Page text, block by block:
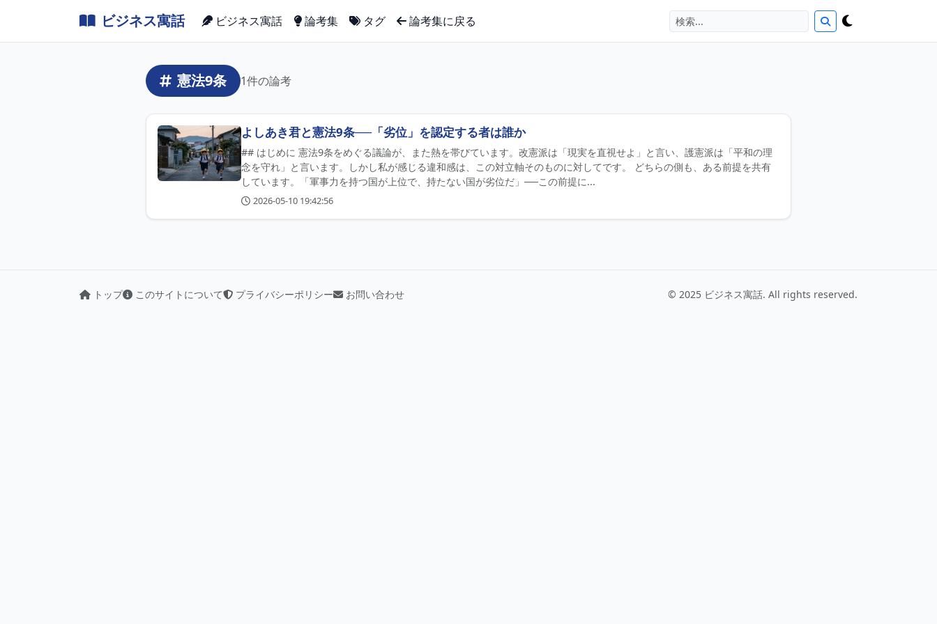
ビジネス寓話 ビジネス寓話 論考集 タグ 論考集に戻る
憲法9条 1件の論考
よしあき君と憲法9条──「劣位」を認定する者は誰か
## はじめに 憲法9条をめぐる議論が、また熱を帯びています。改憲派は「現実を直視せよ」と言い、護憲派は「平和の理
念を守れ」と言います。しかし私が感じる違和感は、この対立軸そのものに対してです。 どちらの側も、ある前提を共有
しています。「軍事力を持つ国が上位で、持たない国が劣位だ」──この前提に...
2026-05-10 19:42:56
トップ このサイトについて プライバシーポリシー お問い合わせ © 2025 ビジネス寓話. All rights reserved.